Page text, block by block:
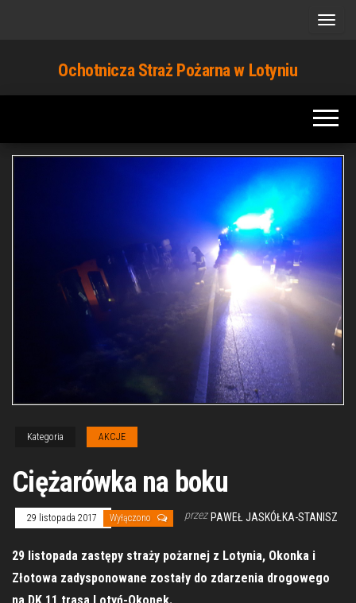
Ochotnicza Straż Pożarna w Lotyniu
Kategoria AKCJE
Ciężarówka na boku
29 listopada 2017 Wyłączono przez PAWEŁ JASKÓŁKA-STANISZ
29 listopada zastępy straży pożarnej z Lotynia, Okonka i
Złotowa zadysponowane zostały do zdarzenia drogowego